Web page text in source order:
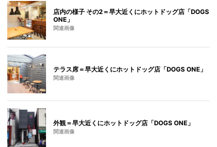
店内の様子 その2＝早大近くにホットドッグ店「DOGS
ONE」
関連画像
テラス席＝早大近くにホットドッグ店「DOGS ONE」
関連画像
外観＝早大近くにホットドッグ店「DOGS ONE」
関連画像